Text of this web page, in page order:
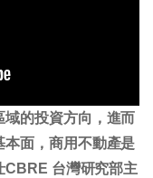
域的投資方向，進而
本面，商用不動產是
CBRE 台灣研究部主